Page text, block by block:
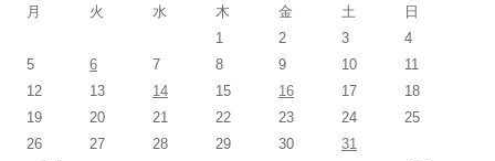
月
火 水 木 金 土
日
1
2 3
4
5
6 7 8 9 10
11
12
13 14 15 16 17
18
19
20 21 22 23 24
25
26
27 28 29 30
31